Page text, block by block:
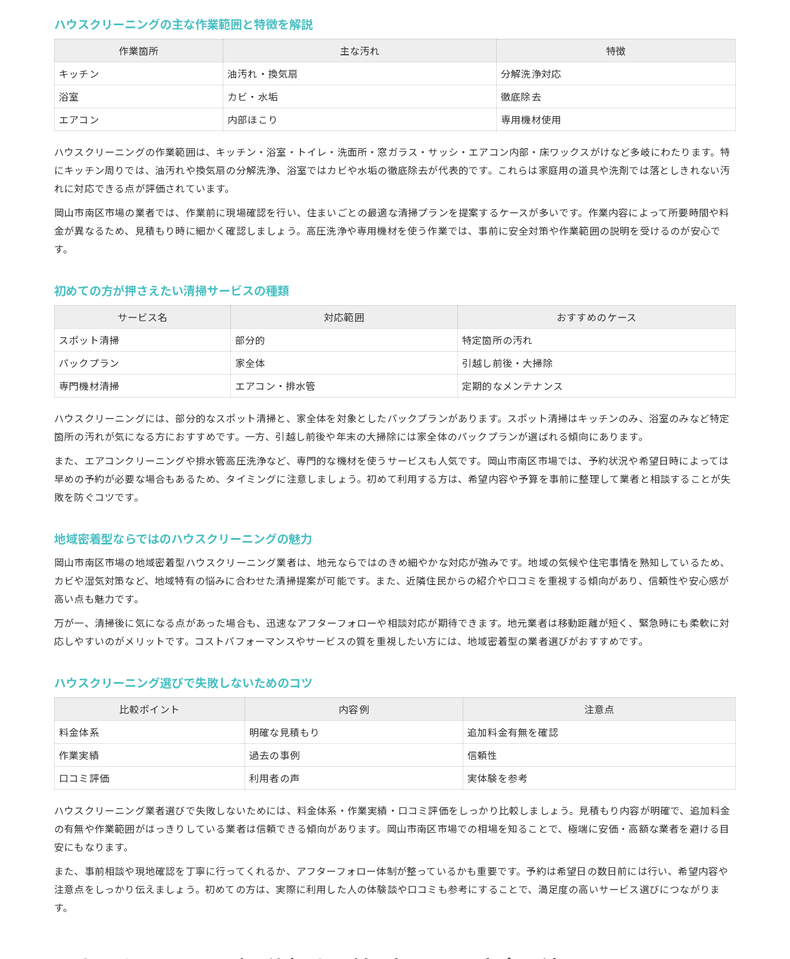
暮らしを守るための定期清掃の重要性
地域密着型ハウスクリーニングが安心な理由を解説
地域密着型ハウスクリーニングの安心ポイント
岡山市南区市場で選ばれる理由を徹底分析
信頼できるサービスがもたらすメリット
地元業者ならではの柔軟な対応力とは
業者選びで失敗しないための予約とタイミングのポイント
岡山市南区市場で混雑を避ける予約術
希望日に依頼するためのスケジュール調整法
納得できるハウスクリーニングを実現する判断基準まとめ
納得できる業者選びのチェックリスト
ハウスクリーニングの品質と信頼性の見極め方
コストパフォーマンス重視の選び方ガイド
岡山市南区市場で失敗しない業者選定のコツ
トラブルを回避するための契約ポイント
ハウスクリーニングの主な作業範囲と特徴を解説
作業箇所 主な汚れ
特徴
キッチン
油汚れ・換気扇
分解洗浄対応
浴室
カビ・水垢
徹底除去
エアコン
内部ほこり 専用機材使用
ハウスクリーニングの作業範囲は、キッチン・浴室・トイレ・洗面所・窓ガラス・サッシ・エアコン内部・床ワックスがけなど多岐にわたります。特
にキッチン周りでは、油汚れや換気扇の分解洗浄、浴室ではカビや水垢の徹底除去が代表的です。これらは家庭用の道具や洗剤では落としきれない汚
れに対応できる点が評価されています。
岡山市南区市場の業者では、作業前に現場確認を行い、住まいごとの最適な清掃プランを提案するケースが多いです。作業内容によって所要時間や料
金が異なるため、見積もり時に細かく確認しましょう。高圧洗浄や専用機材を使う作業では、事前に安全対策や作業範囲の説明を受けるのが安心で
す。
初めての方が押さえたい清掃サービスの種類
サービス名 対応範囲
おすすめのケース
スポット清掃
部分的
特定箇所の汚れ
パックプラン
家全体
引越し前後・大掃除
専門機材清掃
エアコン・排水管 定期的なメンテナンス
ハウスクリーニングには、部分的なスポット清掃と、家全体を対象としたパックプランがあります。スポット清掃はキッチンのみ、浴室のみなど特定
箇所の汚れが気になる方におすすめです。一方、引越し前後や年末の大掃除には家全体のパックプランが選ばれる傾向にあります。
また、エアコンクリーニングや排水管高圧洗浄など、専門的な機材を使うサービスも人気です。岡山市南区市場では、予約状況や希望日時によっては
早めの予約が必要な場合もあるため、タイミングに注意しましょう。初めて利用する方は、希望内容や予算を事前に整理して業者と相談することが失
敗を防ぐコツです。
地域密着型ならではのハウスクリーニングの魅力
岡山市南区市場の地域密着型ハウスクリーニング業者は、地元ならではのきめ細やかな対応が強みです。地域の気候や住宅事情を熟知しているため、
カビや湿気対策など、地域特有の悩みに合わせた清掃提案が可能です。また、近隣住民からの紹介や口コミを重視する傾向があり、信頼性や安心感が
高い点も魅力です。
万が一、清掃後に気になる点があった場合も、迅速なアフターフォローや相談対応が期待できます。地元業者は移動距離が短く、緊急時にも柔軟に対
応しやすいのがメリットです。コストパフォーマンスやサービスの質を重視したい方には、地域密着型の業者選びがおすすめです。
ハウスクリーニング選びで失敗しないためのコツ
比較ポイント 内容例
注意点
料金体系
明確な見積もり
追加料金有無を確認
作業実績
過去の事例
信頼性
口コミ評価
利用者の声 実体験を参考
ハウスクリーニング業者選びで失敗しないためには、料金体系・作業実績・口コミ評価をしっかり比較しましょう。見積もり内容が明確で、追加料金
の有無や作業範囲がはっきりしている業者は信頼できる傾向があります。岡山市南区市場での相場を知ることで、極端に安価・高額な業者を避ける目
安にもなります。
また、事前相談や現地確認を丁寧に行ってくれるか、アフターフォロー体制が整っているかも重要です。予約は希望日の数日前には行い、希望内容や
注意点をしっかり伝えましょう。初めての方は、実際に利用した人の体験談や口コミも参考にすることで、満足度の高いサービス選びにつながりま
す。